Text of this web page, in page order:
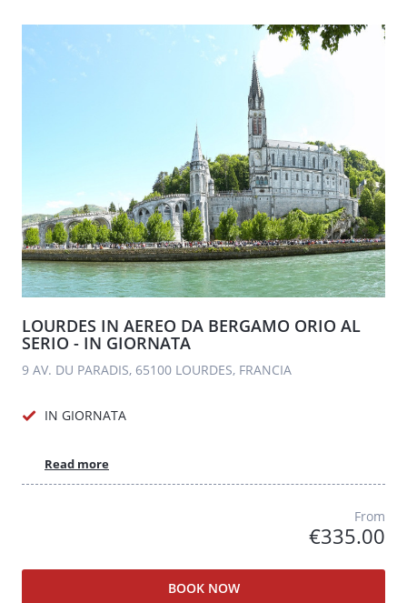
LOURDES IN AEREO DA BERGAMO ORIO AL
SERIO - IN GIORNATA
9 AV. DU PARADIS, 65100 LOURDES, FRANCIA
IN GIORNATA
Read more
From
€335.00
BOOK NOW